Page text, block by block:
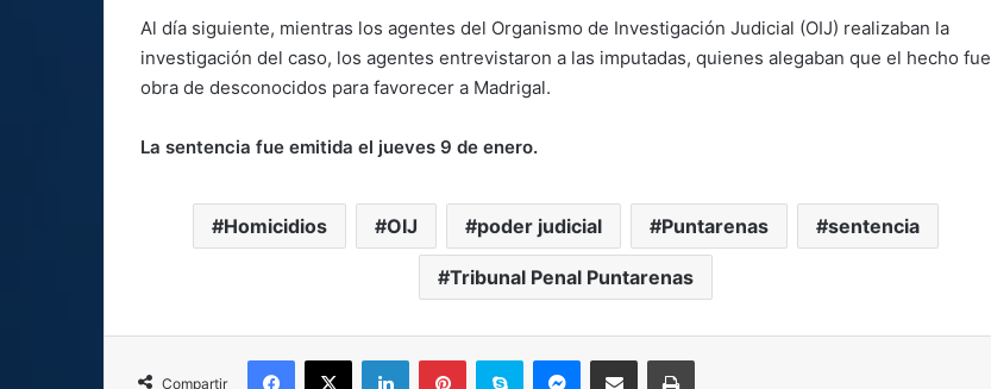
Al día siguiente, mientras los agentes del Organismo de Investigación Judicial (OIJ) realizaban la
investigación del caso, los agentes entrevistaron a las imputadas, quienes alegaban que el hecho fue
obra de desconocidos para favorecer a Madrigal.
La sentencia fue emitida el jueves 9 de enero.
Homicidios OIJ poder judicial Puntarenas sentencia
Tribunal Penal Puntarenas
Compartir
Facebook
X LinkedInPinterestSkype MessengerCompartir por correo electrónicoImprimir